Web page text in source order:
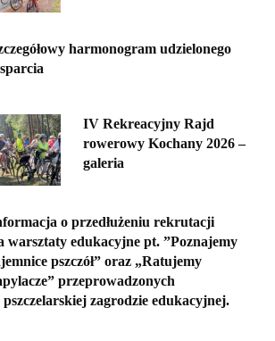
harmonogram udzielonego
IV Rekreacyjny Rajd
rowerowy Kochany 2026 –
galeria
o przedłużeniu rekrutacji
warsztaty edukacyjne pt. ”Poznajemy
pszczół” oraz „Ratujemy
przeprowadzonych
pszczelarskiej zagrodzie edukacyjnej.